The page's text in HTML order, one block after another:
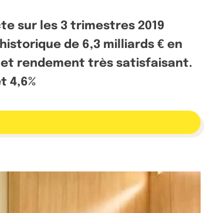
sur les 3 trimestres 2019
de 6,3 milliards € en
rendement très satisfaisant.
4,6%